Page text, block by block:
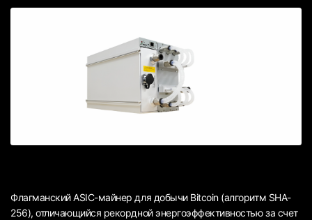
Флагманский ASIC-майнер для добычи Bitcoin (алгоритм SHA-
256), отличающийся рекордной энергоэффективностью за счет